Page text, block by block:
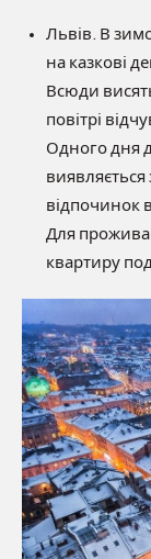
Львів. В
на казкові
Всюди
повітрі
Одного дня
відпочинок
Для
квартиру